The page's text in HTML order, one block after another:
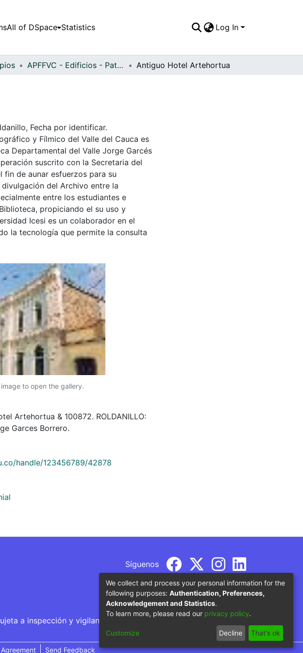
All of DSpace Statistics Log In
APFFVC - Edificios - Patrimonial Antiguo Hotel Artehortua
Fecha por identificar.
y Fílmico del Valle del Cauca es
Departamental del Valle Jorge Garcés
suscrito con la Secretaria del
fin de aunar esfuerzos para su
del Archivo entre la
entre los estudiantes e
propiciando el su uso y
Icesi es un colaborador en el
la tecnología que permite la consulta
to open the gallery.
Artehortua & 100872. ROLDANILLO:
Garces Borrero.
handle/123456789/42878
Síguenos
a inspección y vigilancia por parte del Ministerio de Educación
Send Feedback
We collect and process your personal information for the
following purposes: Authentication, Preferences,
Acknowledgement and Statistics.
To learn more, please read our privacy policy.
Customize Decline That's ok